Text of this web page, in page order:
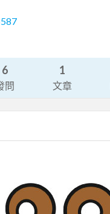
6
問
1
文章